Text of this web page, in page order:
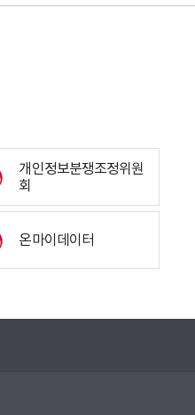
개인정보분쟁조정위원
회
온마이데이터